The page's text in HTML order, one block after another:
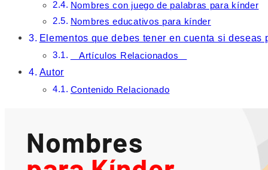
Nombres con juego de palabras para kínder
Nombres educativos para kínder
Elementos que debes tener en cuenta si deseas
Artículos Relacionados
Autor
Contenido Relacionado